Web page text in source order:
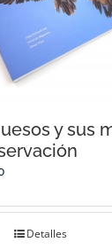
y sus
Detalles